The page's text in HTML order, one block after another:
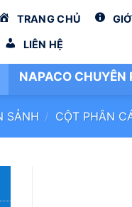
TRANG CHỦ
LIÊN HỆ
NAPACO
SẢNH / CỘT PHÂN